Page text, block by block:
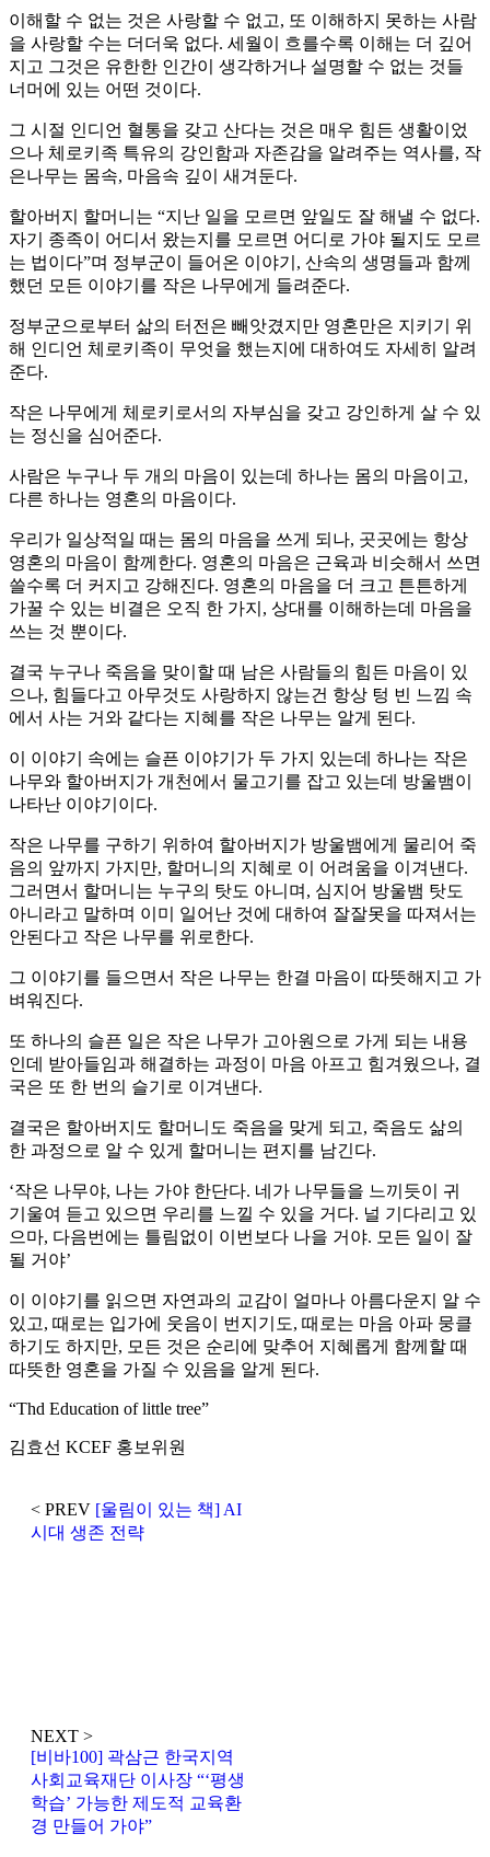
이해할 수 없는 것은 사랑할 수 없고, 또 이해하지 못하는 사람
을 사랑할 수는 더더욱 없다. 세월이 흐를수록 이해는 더 깊어
지고 그것은 유한한 인간이 생각하거나 설명할 수 없는 것들
너머에 있는 어떤 것이다.
그 시절 인디언 혈통을 갖고 산다는 것은 매우 힘든 생활이었
으나 체로키족 특유의 강인함과 자존감을 알려주는 역사를, 작
은나무는 몸속, 마음속 깊이 새겨둔다.
할아버지 할머니는 “지난 일을 모르면 앞일도 잘 해낼 수 없다.
자기 종족이 어디서 왔는지를 모르면 어디로 가야 될지도 모르
는 법이다”며 정부군이 들어온 이야기, 산속의 생명들과 함께
했던 모든 이야기를 작은 나무에게 들려준다.
정부군으로부터 삶의 터전은 빼앗겼지만 영혼만은 지키기 위
해 인디언 체로키족이 무엇을 했는지에 대하여도 자세히 알려
준다.
작은 나무에게 체로키로서의 자부심을 갖고 강인하게 살 수 있
는 정신을 심어준다.
사람은 누구나 두 개의 마음이 있는데 하나는 몸의 마음이고,
다른 하나는 영혼의 마음이다.
우리가 일상적일 때는 몸의 마음을 쓰게 되나, 곳곳에는 항상
영혼의 마음이 함께한다. 영혼의 마음은 근육과 비슷해서 쓰면
쓸수록 더 커지고 강해진다. 영혼의 마음을 더 크고 튼튼하게
가꿀 수 있는 비결은 오직 한 가지, 상대를 이해하는데 마음을
쓰는 것 뿐이다.
결국 누구나 죽음을 맞이할 때 남은 사람들의 힘든 마음이 있
으나, 힘들다고 아무것도 사랑하지 않는건 항상 텅 빈 느낌 속
에서 사는 거와 같다는 지혜를 작은 나무는 알게 된다.
이 이야기 속에는 슬픈 이야기가 두 가지 있는데 하나는 작은
나무와 할아버지가 개천에서 물고기를 잡고 있는데 방울뱀이
나타난 이야기이다.
작은 나무를 구하기 위하여 할아버지가 방울뱀에게 물리어 죽
음의 앞까지 가지만, 할머니의 지혜로 이 어려움을 이겨낸다.
그러면서 할머니는 누구의 탓도 아니며, 심지어 방울뱀 탓도
아니라고 말하며 이미 일어난 것에 대하여 잘잘못을 따져서는
안된다고 작은 나무를 위로한다.
그 이야기를 들으면서 작은 나무는 한결 마음이 따뜻해지고 가
벼워진다.
또 하나의 슬픈 일은 작은 나무가 고아원으로 가게 되는 내용
인데 받아들임과 해결하는 과정이 마음 아프고 힘겨웠으나, 결
국은 또 한 번의 슬기로 이겨낸다.
결국은 할아버지도 할머니도 죽음을 맞게 되고, 죽음도 삶의
한 과정으로 알 수 있게 할머니는 편지를 남긴다.
‘작은 나무야, 나는 가야 한단다. 네가 나무들을 느끼듯이 귀
기울여 듣고 있으면 우리를 느낄 수 있을 거다. 널 기다리고 있
으마, 다음번에는 틀림없이 이번보다 나을 거야. 모든 일이 잘
될 거야’
이 이야기를 읽으면 자연과의 교감이 얼마나 아름다운지 알 수
있고, 때로는 입가에 웃음이 번지기도, 때로는 마음 아파 뭉클
하기도 하지만, 모든 것은 순리에 맞추어 지혜롭게 함께할 때
따뜻한 영혼을 가질 수 있음을 알게 된다.
“Thd Education of little tree”
김효선 KCEF 홍보위원
< PREV [울림이 있는 책] AI
시대 생존 전략
NEXT >
[비바100] 곽삼근 한국지역
사회교육재단 이사장 “‘평생
학습’ 가능한 제도적 교육환
경 만들어 가야”